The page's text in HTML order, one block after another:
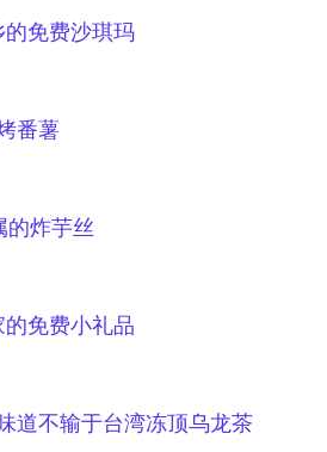
的免费沙琪玛
番薯
的炸芋丝
免费小礼品
道不输于台湾冻顶乌龙茶